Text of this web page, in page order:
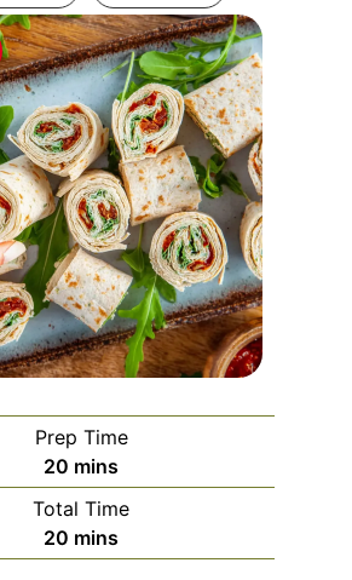
Prep Time
20 m
i
n
u
mins
Total Time
20 m
i
mins